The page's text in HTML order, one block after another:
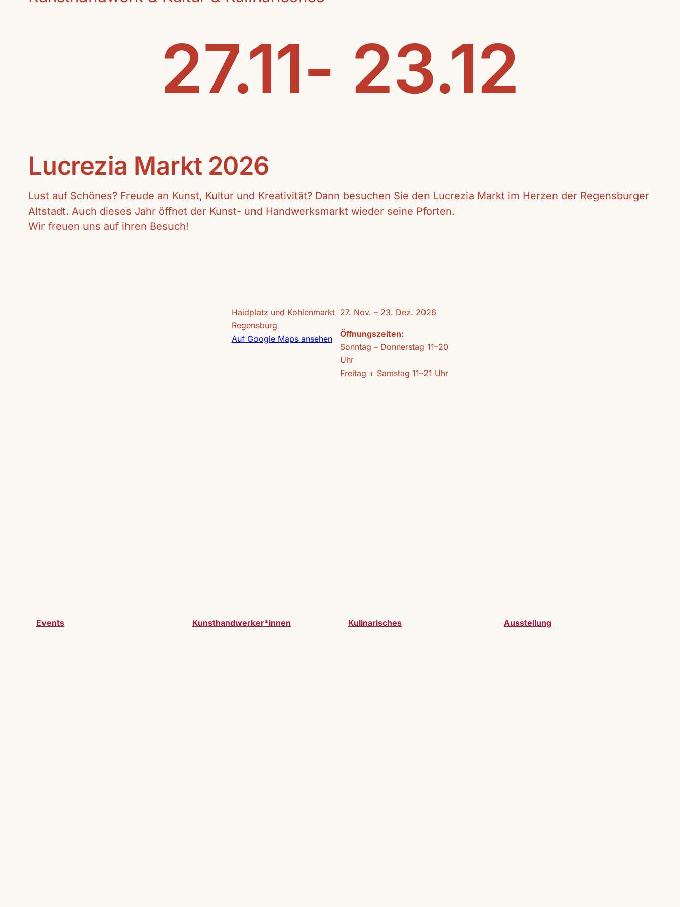
27.11- 23.12
Lucrezia Markt 2026
Lust auf Schönes? Freude an Kunst, Kultur und Kreativität? Dann besuchen Sie den Lucrezia Markt im Herzen der Regensburger
Altstadt. Auch dieses Jahr öffnet der Kunst- und Handwerksmarkt wieder seine Pforten.
Wir freuen uns auf ihren Besuch!
Haidplatz und Kohlenmarkt
Regensburg
Auf Google Maps ansehen
27. Nov. – 23. Dez. 2026
Öffnungszeiten:
Sonntag – Donnerstag 11–20
Uhr
Freitag + Samstag 11–21 Uhr
Events Kunsthandwerker*innen Kulinarisches Ausstellung